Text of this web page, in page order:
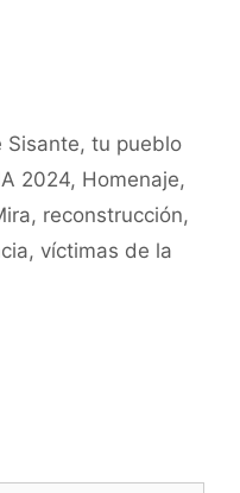
Sisante, tu pueblo
2024, Homenaje,
, reconstrucción,
, víctimas de la